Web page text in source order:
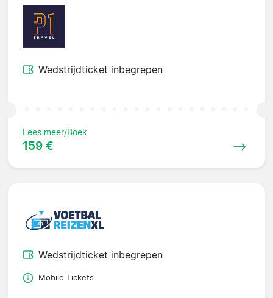
Wedstrijdticket inbegrepen
Lees meer/Boek
159 €
Wedstrijdticket inbegrepen
Mobile Tickets